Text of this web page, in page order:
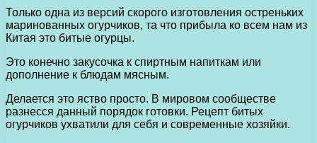
Только одна из версий скорого изготовления остреньких
маринованных огурчиков, та что прибыла ко всем нам из
Китая это битые огурцы.
Это конечно закусочка к спиртным напиткам или
дополнение к блюдам мясным.
Делается это яство просто. В мировом сообществе
разнесся данный порядок готовки. Рецепт битых
огурчиков ухватили для себя и современные хозяйки.